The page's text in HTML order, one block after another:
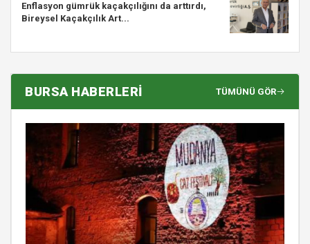
Enflasyon gümrük kaçakçılığını da arttırdı,
Bireysel Kaçakçılık Art...
BURSA HABERLERİ TÜMÜNÜ GÖR